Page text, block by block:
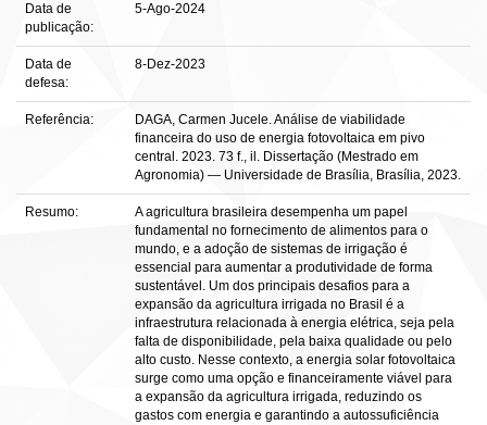
Data de
publicação:
5-Ago-2024
Data de
defesa:
8-Dez-2023
Referência:
DAGA, Carmen Jucele. Análise de viabilidade
financeira do uso de energia fotovoltaica em pivo
central. 2023. 73 f., il. Dissertação (Mestrado em
Agronomia) — Universidade de Brasília, Brasília, 2023.
Resumo:
A agricultura brasileira desempenha um papel
fundamental no fornecimento de alimentos para o
mundo, e a adoção de sistemas de irrigação é
essencial para aumentar a produtividade de forma
sustentável. Um dos principais desafios para a
expansão da agricultura irrigada no Brasil é a
infraestrutura relacionada à energia elétrica, seja pela
falta de disponibilidade, pela baixa qualidade ou pelo
alto custo. Nesse contexto, a energia solar fotovoltaica
surge como uma opção e financeiramente viável para
a expansão da agricultura irrigada, reduzindo os
gastos com energia e garantindo a autossuficiência